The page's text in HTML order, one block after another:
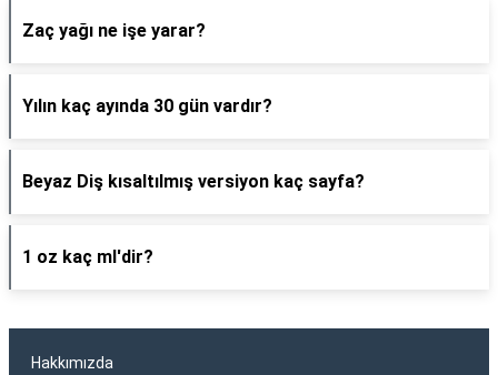
Zaç yağı ne işe yarar?
Yılın kaç ayında 30 gün vardır?
Beyaz Diş kısaltılmış versiyon kaç sayfa?
1 oz kaç ml'dir?
Hakkımızda